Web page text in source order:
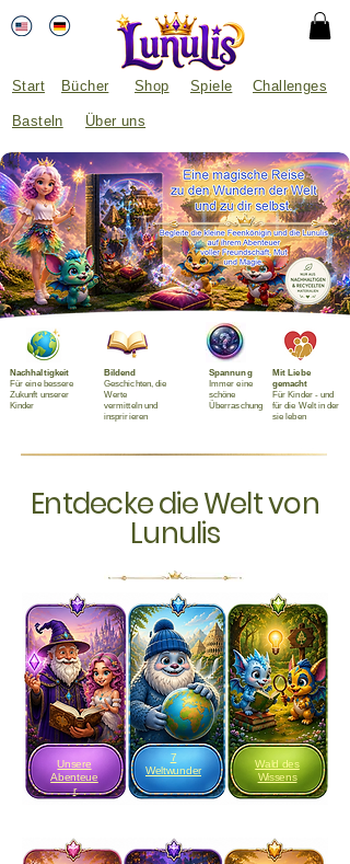
Start Bücher Shop Challenges
Spiele
Über uns
Basteln
Nachhaltigkeit
Für eine bessere
Zukunft unserer
Kinder
Bildend
Geschichten, die
Werte
vermitteln und
inspririeren
Spannung
Immer eine
schöne
Überraschung
Mit Liebe
gemacht
Für Kinder - und
für die Welt in der
sie leben
Entdecke die Welt von
Lunulis
Unsere
Abenteue
r
7
Weltwunder
Wald des
Wissens